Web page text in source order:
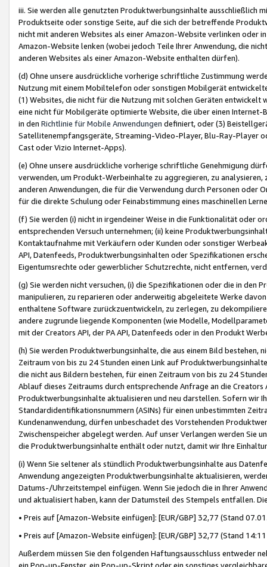
iii. Sie werden alle genutzten Produktwerbungsinhalte ausschließlich
Produktseite oder sonstige Seite, auf die sich der betreffende
nicht mit anderen Websites als einer Amazon-Website verlinken oder
Amazon-Website lenken (wobei jedoch Teile Ihrer Anwendung, die
anderen Websites als einer Amazon-Website enthalten dürfen).
(d) Ohne unsere ausdrückliche vorherige schriftliche Zustimmung
Nutzung mit einem Mobiltelefon oder sonstigen Mobilgerät
(1) Websites, die nicht für die Nutzung mit solchen Geräten
eine nicht für Mobilgeräte optimierte Website, die über einen
in den Richtlinie für Mobile Anwendungen definiert, oder (3)
Satellitenempfangsgeräte, Streaming-Video-Player, Blu-Ray-Player
Cast oder Vizio Internet-Apps).
(e) Ohne unsere ausdrückliche vorherige schriftliche Genehmigung
verwenden, um Produkt-Werbeinhalte zu aggregieren, zu
anderen Anwendungen, die für die Verwendung durch Personen
für die direkte Schulung oder Feinabstimmung eines maschinellen
(f) Sie werden (i) nicht in irgendeiner Weise in die Funktionalität oder
entsprechenden Versuch unternehmen; (ii) keine
Kontaktaufnahme mit Verkäufern oder Kunden oder sonstiger
API, Datenfeeds, Produktwerbungsinhalten oder Spezifikationen
Eigentumsrechte oder gewerblicher Schutzrechte, nicht entfernen,
(g) Sie werden nicht versuchen, (i) die Spezifikationen oder die in
manipulieren, zu reparieren oder anderweitig abgeleitete Werke
enthaltene Software zurückzuentwickeln, zu zerlegen, zu
andere zugrunde liegende Komponenten (wie Modelle,
mit der Creators API, der PA API, Datenfeeds oder in den Produkt
(h) Sie werden Produktwerbungsinhalte, die aus einem Bild bestehen,
Zeitraum von bis zu 24 Stunden einen Link auf
die nicht aus Bildern bestehen, für einen Zeitraum von bis zu 24
Ablauf dieses Zeitraums durch entsprechende Anfrage an die
Produktwerbungsinhalte aktualisieren und neu darstellen. Sofern wir
Standardidentifikationsnummern (ASINs) für einen unbestimmten
Kundenanwendung, dürfen unbeschadet des Vorstehenden
Zwischenspeicher abgelegt werden. Auf unser Verlangen werden Sie
die Produktwerbungsinhalte enthält oder nutzt, damit wir Ihre
(i) Wenn Sie seltener als stündlich Produktwerbungsinhalte aus
Anwendung angezeigten Produktwerbungsinhalte aktualisieren,
Datums-/Uhrzeitstempel einfügen. Wenn Sie jedoch die in Ihrer
und aktualisiert haben, kann der Datumsteil des Stempels entfallen.
• Preis auf [Amazon-Website einfügen]: [EUR/GBP] 32,77 (Stand
• Preis auf [Amazon-Website einfügen]: [EUR/GBP] 32,77 (Stand
Außerdem müssen Sie den folgenden Haftungsausschluss entweder
ein Pop-up-Fenster, ein Pop-up-Skript oder ein sonstiges